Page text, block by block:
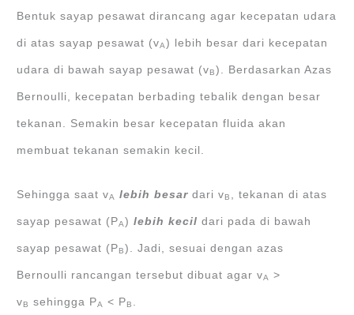
Bentuk sayap pesawat dirancang agar kecepatan udara
di atas sayap pesawat (vA) lebih besar dari kecepatan
udara di bawah sayap pesawat (vB). Berdasarkan Azas
Bernoulli, kecepatan berbading tebalik dengan besar
tekanan. Semakin besar kecepatan fluida akan
membuat tekanan semakin kecil.
Sehingga saat vA lebih besar dari vB , tekanan di atas
sayap pesawat (PA)lebih kecil dari pada di bawah
sayap pesawat (PB). Jadi, sesuai dengan azas
Bernoulli rancangan tersebut dibuat agar vA >
vB sehingga PA < PB